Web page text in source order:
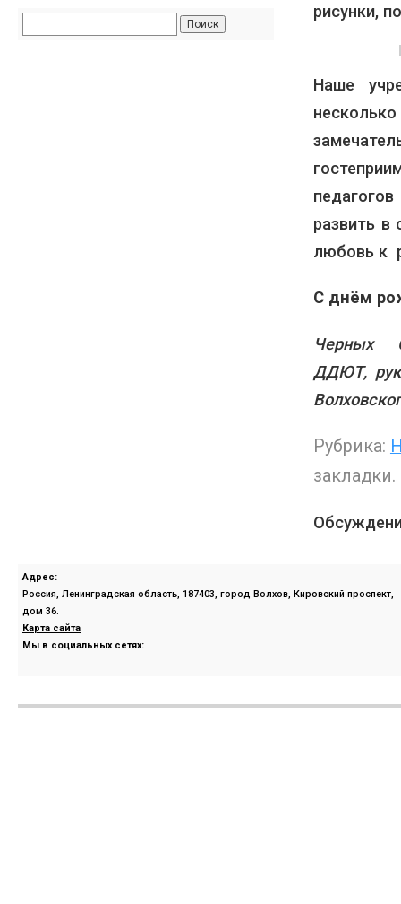
рисунки,
Наше
развить в
любовь к
С днём
Черных
ДДЮТ,
Рубрика:
закладки.
Адрес:
Россия, Ленинградская область, 187403, город Волхов, Кировский проспект,
дом 36.
Карта сайта
Мы в социальных сетях: